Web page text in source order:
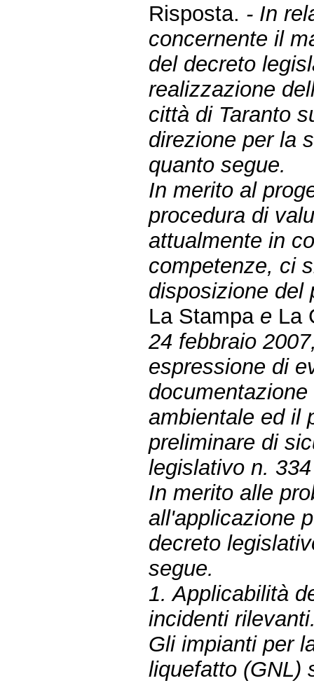
Risposta. - In
concernente il
del decreto
realizzazione
città di Taranto
direzione per la
quanto segue.
In merito al
procedura di
attualmente in
competenze, ci
disposizione del
La Stampa e La
24 febbraio
espressione di
ambientale ed il
preliminare di
legislativo n.
In merito alle
all'applicazione
decreto
segue.
1. Applicabilità
incidenti
Gli impianti per
liquefatto (GNL)